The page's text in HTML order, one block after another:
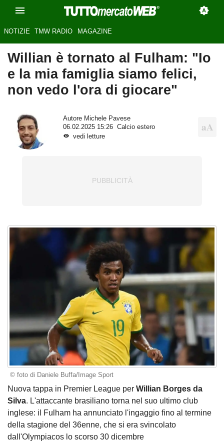
NOTIZIE TMW RADIO MAGAZINE
Willian è tornato al Fulham: "Io
e la mia famiglia siamo felici,
non vedo l'ora di giocare"
Autore Michele Pavese
06.02.2025 15:26
Calcio estero
vedi letture
© foto di Daniele Buffa/Image Sport
Nuova tappa in Premier League per Willian Borges da
Silva. L'attaccante brasiliano torna nel suo ultimo club
inglese: il Fulham ha annunciato l'ingaggio fino al termine
della stagione del 36enne, che si era svincolato
dall'Olympiacos lo scorso 30 dicembre